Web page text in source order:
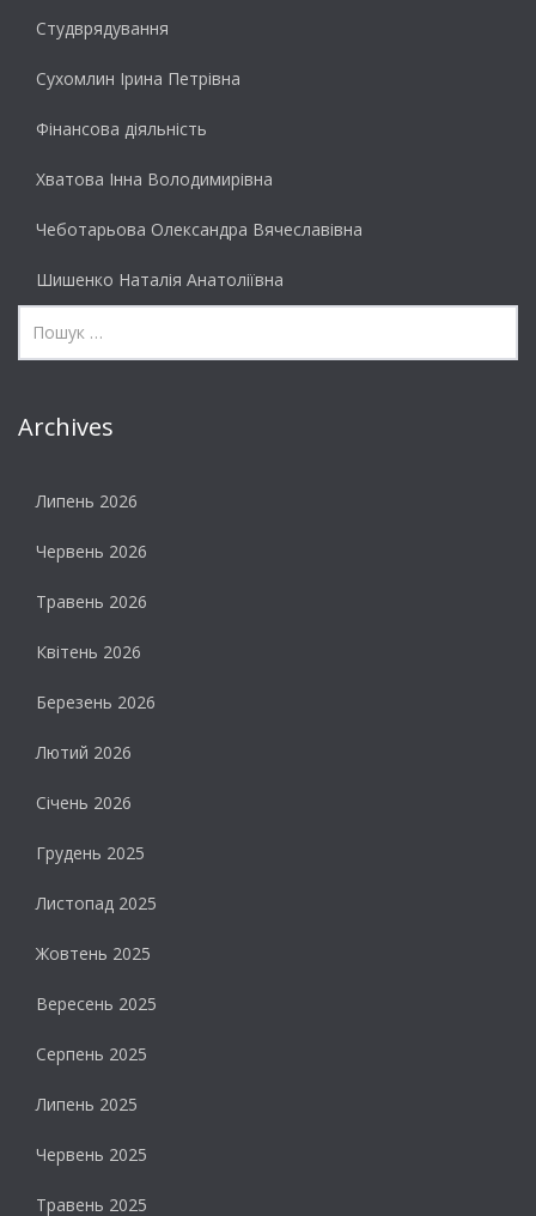
Студврядування
Сухомлин Ірина Петрівна
Фінансова діяльність
Хватова Інна Володимирівна
Чеботарьова Олександра Вячеславівна
Шишенко Наталія Анатоліївна
Archives
Липень 2026
Червень 2026
Травень 2026
Квітень 2026
Березень 2026
Лютий 2026
Січень 2026
Грудень 2025
Листопад 2025
Жовтень 2025
Вересень 2025
Серпень 2025
Липень 2025
Червень 2025
Травень 2025